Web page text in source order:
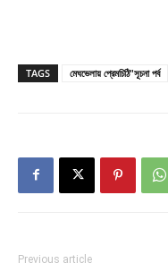
TAGS মেঘভেলায় প্রেমচিঠি"সূচনা পর্ব
Previous article